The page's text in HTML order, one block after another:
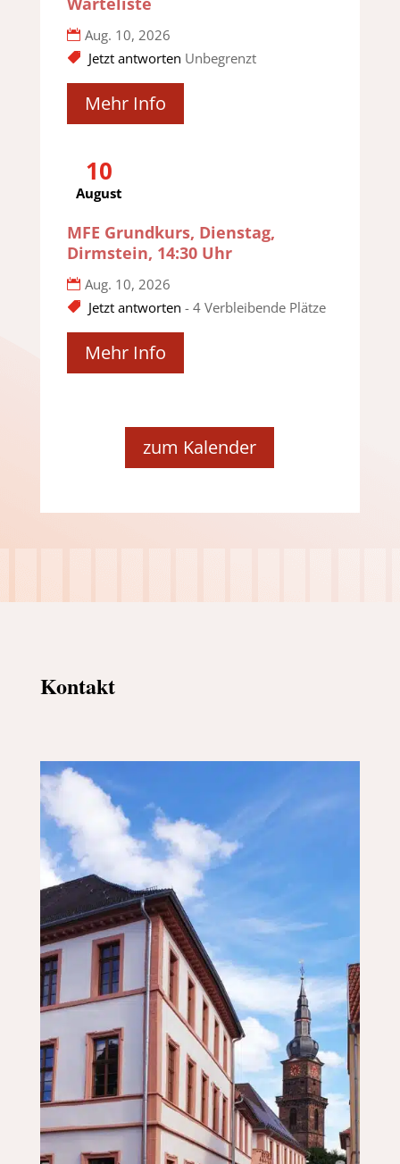
Aug. 10, 2026
Jetzt antworten Unbegrenzt
Mehr Info
10
August
MFE Grundkurs, Dienstag,
Dirmstein, 14:30 Uhr
Aug. 10, 2026
Jetzt antworten - 4 Verbleibende Plätze
Mehr Info
zum Kalender
Kontakt